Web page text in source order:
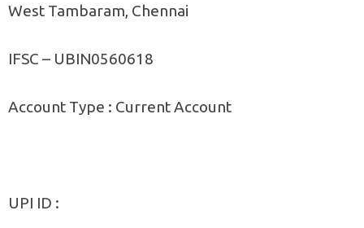
West Tambaram, Chennai
IFSC – UBIN0560618
Account Type : Current Account
UPI ID :